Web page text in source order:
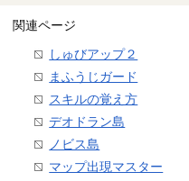
関連ページ
しゅびアップ２
まふうじガード
スキルの覚え方
デオドラン島
ノビス島
マップ出現マスター